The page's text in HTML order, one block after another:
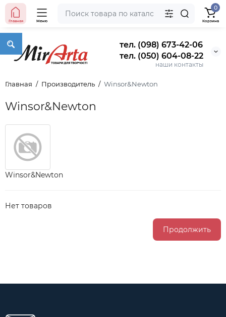
тел. (098) 673-42-06
тел. (050) 604-08-22
наши контакты
Главная Меню
0
Корзина
Главная Производитель Winsor&Newton
Winsor&Newton
Winsor&Newton
Нет товаров
Продолжить